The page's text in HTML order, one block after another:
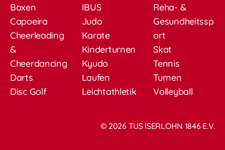
Boxen
Capoeira
Cheerleading
&
Cheerdancing
Darts
Disc Golf
IBUS
Judo
Karate
Kinderturnen
Kyudo
Laufen
Leichtathletik
Reha- &
Gesundheitssp
ort
Skat
Tennis
Turnen
Volleyball
© 2026 TUS ISERLOHN 1846 E.V.